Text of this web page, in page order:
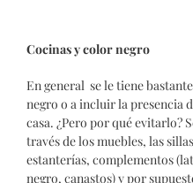
Cocinas y color negro
En general se le tiene
negro o a incluir la presencia
casa. ¿Pero por qué evitarlo?
través de los muebles, las
estanterías, complementos
negro, canastos) y por